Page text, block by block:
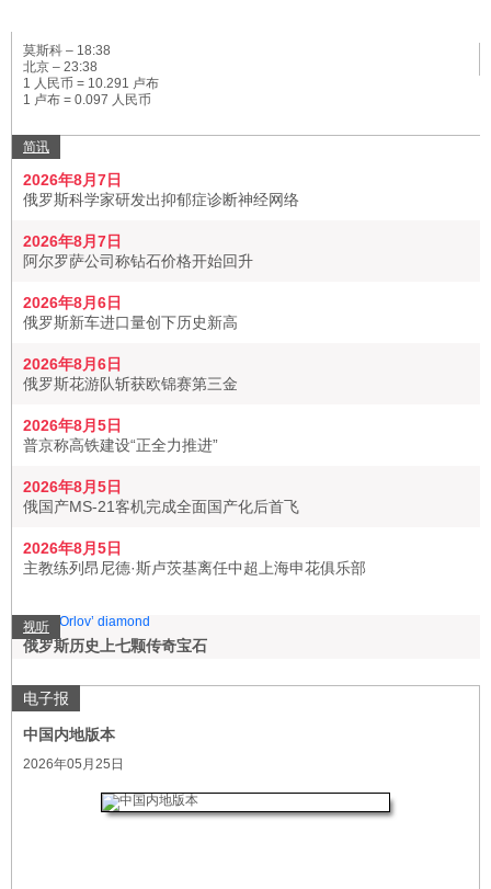
莫斯科 – 18:38
北京 – 23:38
1 人民币 = 10.291 卢布
1 卢布 = 0.097 人民币
简讯
2026年8月7日
俄罗斯科学家研发出抑郁症诊断神经网络
2026年8月7日
阿尔罗萨公司称钻石价格开始回升
2026年8月6日
俄罗斯新车进口量创下历史新高
2026年8月6日
俄罗斯花游队斩获欧锦赛第三金
2026年8月5日
普京称高铁建设“正全力推进”
2026年8月5日
俄国产MS-21客机完成全面国产化后首飞
2026年8月5日
主教练列昂尼德·斯卢茨基离任中超上海申花俱乐部
视听
俄罗斯历史上七颗传奇宝石
电子报
中国内地版本
2026年05月25日